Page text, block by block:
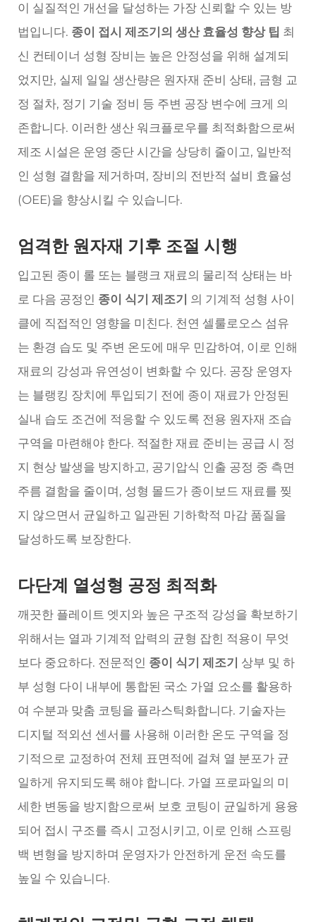
이 실질적인 개선을 달성하는 가장 신뢰할 수 있는 방
법입니다. 종이 접시 제조기의 생산 효율성 향상 팁 최
신 컨테이너 성형 장비는 높은 안정성을 위해 설계되
었지만, 실제 일일 생산량은 원자재 준비 상태, 금형 교
정 절차, 정기 기술 정비 등 주변 공장 변수에 크게 의
존합니다. 이러한 생산 워크플로우를 최적화함으로써
제조 시설은 운영 중단 시간을 상당히 줄이고, 일반적
인 성형 결함을 제거하며, 장비의 전반적 설비 효율성
(OEE)을 향상시킬 수 있습니다.
엄격한 원자재 기후 조절 시행
입고된 종이 롤 또는 블랭크 재료의 물리적 상태는 바
로 다음 공정인 종이 식기 제조기 의 기계적 성형 사이
클에 직접적인 영향을 미친다. 천연 셀룰로오스 섬유
는 환경 습도 및 주변 온도에 매우 민감하여, 이로 인해
재료의 강성과 유연성이 변화할 수 있다. 공장 운영자
는 블랭킹 장치에 투입되기 전에 종이 재료가 안정된
실내 습도 조건에 적응할 수 있도록 전용 원자재 조습
구역을 마련해야 한다. 적절한 재료 준비는 공급 시 정
지 현상 발생을 방지하고, 공기압식 인출 공정 중 측면
주름 결함을 줄이며, 성형 몰드가 종이보드 재료를 찢
지 않으면서 균일하고 일관된 기하학적 마감 품질을
달성하도록 보장한다.
다단계 열성형 공정 최적화
깨끗한 플레이트 엣지와 높은 구조적 강성을 확보하기
위해서는 열과 기계적 압력의 균형 잡힌 적용이 무엇
보다 중요하다. 전문적인 종이 식기 제조기 상부 및 하
부 성형 다이 내부에 통합된 국소 가열 요소를 활용하
여 수분과 맞춤 코팅을 플라스틱화합니다. 기술자는
디지털 적외선 센서를 사용해 이러한 온도 구역을 정
기적으로 교정하여 전체 표면적에 걸쳐 열 분포가 균
일하게 유지되도록 해야 합니다. 가열 프로파일의 미
세한 변동을 방지함으로써 보호 코팅이 균일하게 용융
되어 접시 구조를 즉시 고정시키고, 이로 인해 스프링
백 변형을 방지하며 운영자가 안전하게 운전 속도를
높일 수 있습니다.